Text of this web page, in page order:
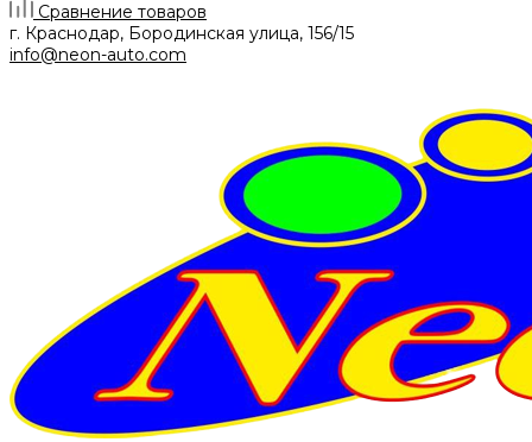
Сравнение товаров
г. Краснодар, Бородинская улица, 156/15
info@neon-auto.com